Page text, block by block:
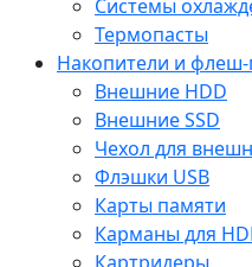
Системы
Термопасты
Накопители и
Внешние HDD
Внешние SSD
Чехол для
Флэшки USB
Карты памяти
Карманы для